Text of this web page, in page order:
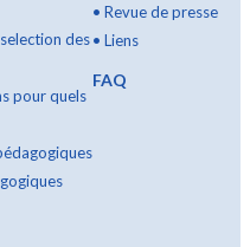
des
pour quels
•Revue de presse
•Liens
FAQ